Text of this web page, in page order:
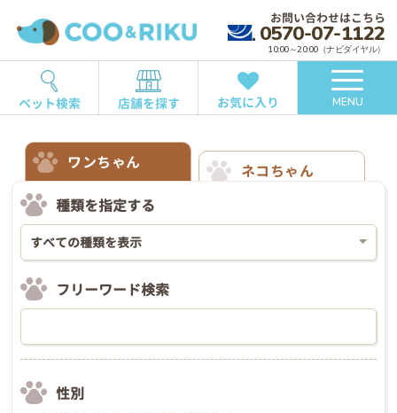
お問い合わせはこちら
0570-07-1122
10:00～20:00（ナビダイヤル）
ペット検索 店舗を探す お気に入り MENU
ワンちゃん
ネコちゃん
種類を指定する
フリーワード検索
性別